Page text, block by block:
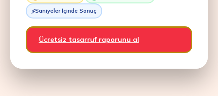
Saniyeler İçinde Sonuç
Ücretsiz tasarruf raporunu al